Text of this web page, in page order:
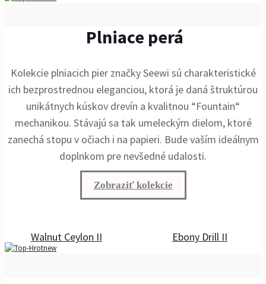
Plniace perá
Kolekcie plniacich pier značky Seewi sú charakteristické
ich bezprostrednou eleganciou, ktorá je daná štruktúrou
unikátnych kúskov drevín a kvalitnou “Fountain“
mechanikou. Stávajú sa tak umeleckým dielom, ktoré
zanechá stopu v očiach i na papieri. Bude vaším ideálnym
doplnkom pre nevšedné udalosti.
Zobraziť kolekcie
Walnut Ceylon II Ebony Drill II